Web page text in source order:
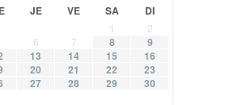
JE VE SA DI
1
2
6 7 8
9
13 14 15
16
20 21 22
23
27 28 29
30